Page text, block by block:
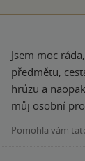
Jsem moc
předmětu,
hrůzu a
můj osobní
Pomohla vám